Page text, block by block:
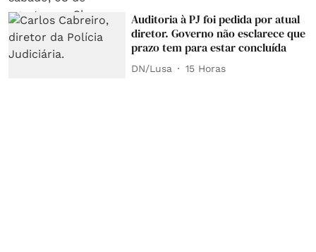
Auditoria à PJ foi pedida por atual
diretor. Governo não esclarece que
prazo tem para estar concluída
DN/Lusa 15 Horas